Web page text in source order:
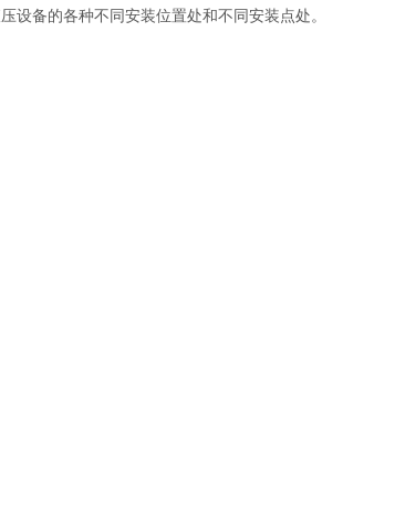
设备的各种不同安装位置处和不同安装点处。